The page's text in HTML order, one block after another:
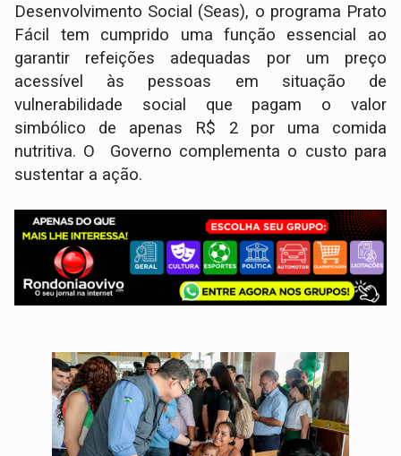
Desenvolvimento Social (Seas), o programa Prato
Fácil tem cumprido uma função essencial ao
garantir refeições adequadas por um preço
acessível às pessoas em situação de
vulnerabilidade social que pagam o valor
simbólico de apenas R$ 2 por uma comida
nutritiva. O Governo complementa o custo para
sustentar a ação.